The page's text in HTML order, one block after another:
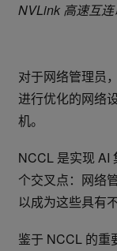
NVLink 高速互连
对于网络管理员
进行优化的网络
机。
NCCL 是实现 AI
个交叉点：网络
以成为这些具有
鉴于 NCCL 的重